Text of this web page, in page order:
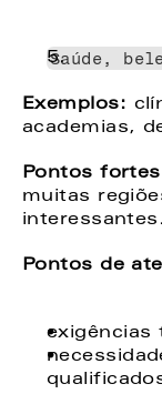
Saúde,
Exemplos:
academias,
Pontos
muitas
Pontos de
exigências